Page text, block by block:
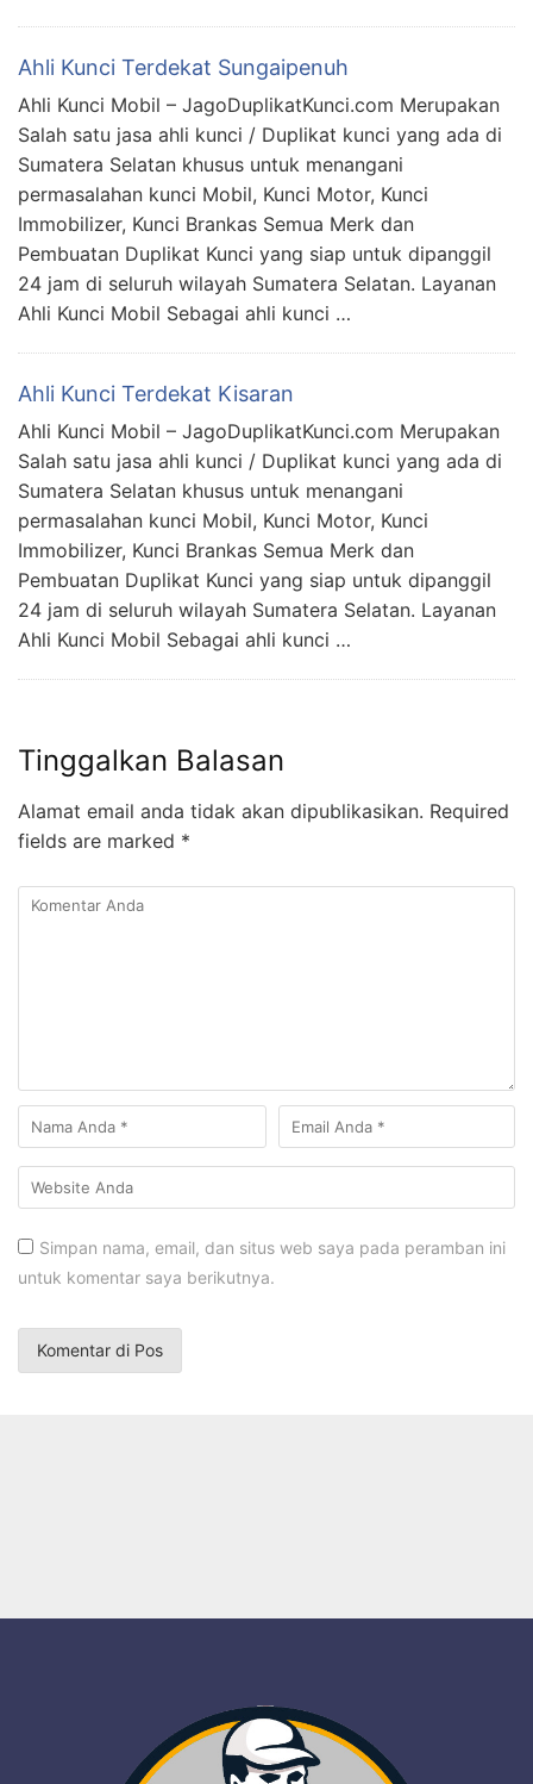
Ahli Kunci Terdekat Sungaipenuh
Ahli Kunci Mobil – JagoDuplikatKunci.com Merupakan
Salah satu jasa ahli kunci / Duplikat kunci yang ada di
Sumatera Selatan khusus untuk menangani
permasalahan kunci Mobil, Kunci Motor, Kunci
Immobilizer, Kunci Brankas Semua Merk dan
Pembuatan Duplikat Kunci yang siap untuk dipanggil
24 jam di seluruh wilayah Sumatera Selatan. Layanan
Ahli Kunci Mobil Sebagai ahli kunci …
Ahli Kunci Terdekat Kisaran
Ahli Kunci Mobil – JagoDuplikatKunci.com Merupakan
Salah satu jasa ahli kunci / Duplikat kunci yang ada di
Sumatera Selatan khusus untuk menangani
permasalahan kunci Mobil, Kunci Motor, Kunci
Immobilizer, Kunci Brankas Semua Merk dan
Pembuatan Duplikat Kunci yang siap untuk dipanggil
24 jam di seluruh wilayah Sumatera Selatan. Layanan
Ahli Kunci Mobil Sebagai ahli kunci …
Tinggalkan Balasan
Alamat email anda tidak akan dipublikasikan. Required
fields are marked *
Simpan nama, email, dan situs web saya pada peramban ini
untuk komentar saya berikutnya.